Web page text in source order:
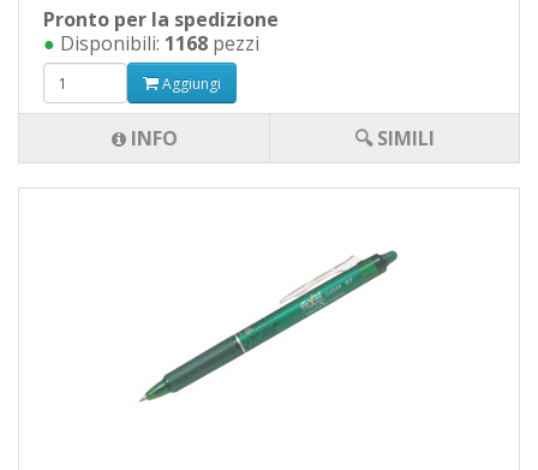
Pronto per la spedizione
● Disponibili: 1168 pezzi
Aggiungi
INFO 🔍 SIMILI